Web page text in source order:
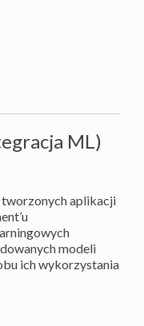
ML)
aplikacji
modeli
ich wykorzystania